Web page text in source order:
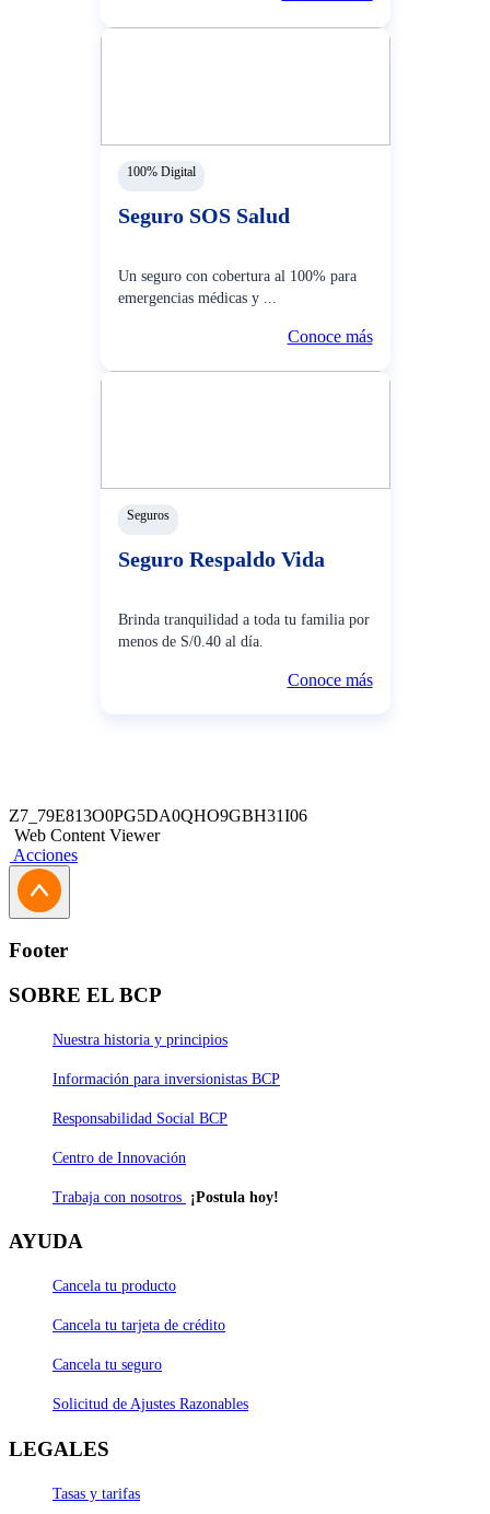
100% Digital
Seguro SOS Salud
Un seguro con cobertura al 100% para
emergencias médicas y ...
Conoce más
Seguros
Seguro Respaldo Vida
Brinda tranquilidad a toda tu familia por
menos de S/0.40 al día.
Conoce más
Z7_79E813O0PG5DA0QHO9GBH31I06
Web Content Viewer
Acciones
Footer
SOBRE EL BCP
Nuestra historia y principios
Información para inversionistas BCP
Responsabilidad Social BCP
Centro de Innovación
Trabaja con nosotros ¡Postula hoy!
AYUDA
Cancela tu producto
Cancela tu tarjeta de crédito
Cancela tu seguro
Solicitud de Ajustes Razonables
LEGALES
Tasas y tarifas